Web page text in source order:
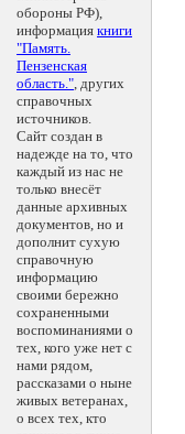
обороны РФ),
информация книги
"Память.
Пензенская
область.", других
справочных
источников.
Сайт создан в
надежде на то, что
каждый из нас не
только внесёт
данные архивных
документов, но и
дополнит сухую
справочную
информацию
своими бережно
сохраненными
воспоминаниями о
тех, кого уже нет с
нами рядом,
рассказами о ныне
живых ветеранах,
о всех тех, кто